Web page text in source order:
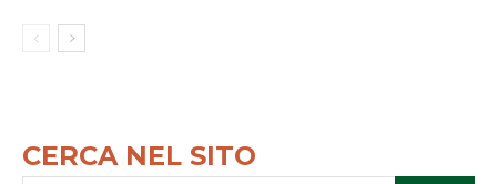
CERCA NEL SITO